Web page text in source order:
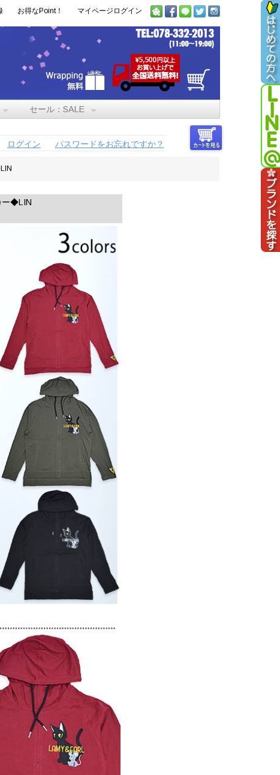
お得なPoint！ マイページログイン
セール：SALE
ログイン パスワードをお忘れですか？
ー◆LIN